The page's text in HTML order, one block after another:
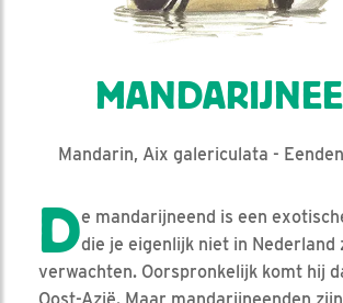
Mandarin, Aix galericulata -
De mandarijneend is een
die je eigenlijk niet in Nederland
verwachten. Oorspronkelijk komt hij